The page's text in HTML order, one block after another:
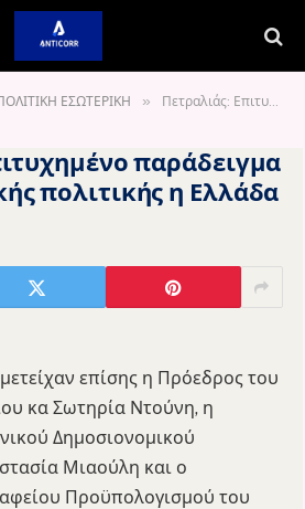
ΕΣΩΤΕΡΙΚΗ » Πετραλιάς: Επιτυχημένο παράδειγμα δημοσιονομικής πολιτικής η Ελλάδα
παράδειγμα
πολιτικής η Ελλάδα
επίσης η Πρόεδρος του
κα Σωτηρία Ντούνη, η
Δημοσιονομικού
Μιαούλη και ο
Προϋπολογισμού του